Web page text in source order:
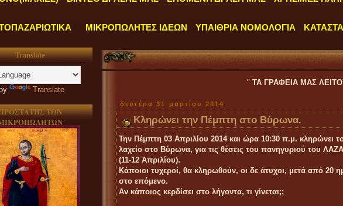
ΜΙΚΡΟΠΩΛΗΤΕΣ ΙΔΕΩΝ ΥΠΑΙΘΡΙΑ ΝΟΜΟΛΟΓΙΑ
Translate
Translate
ΤΩΝ
ΤΑ ΓΡΑΦΕΙΑ ΜΑΣ ΛΕΙΤΟΥΡΓΟΥΝ
δευτέρα 31 μαρτίου 2014
Κληρώνει την Πέμπτη στο Βύρωνα.
Την Πέμπτη 03 Απριλίου 2014 και ώρα 10:30 π.μ. κληρώνει
λαχείο στο Βύρωνα, για τις θέσεις του πανηγυριού του
(11-12 Απριλίου).
Κάποιοι τυχεροί, θα κληρωθούν, οι δε άτυχοι, μετά από 20
στο επόμενο.
Αν κάποιος κερδίσει στο λήγοντα, τι γίνεται;;